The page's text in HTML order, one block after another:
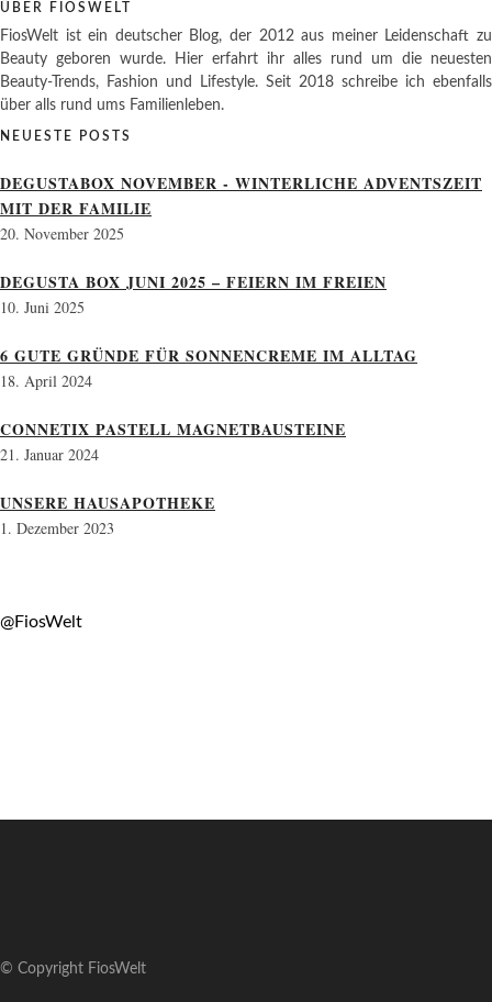
ÜBER FIOSWELT
FiosWelt ist ein deutscher Blog, der 2012 aus meiner Leidenschaft zu
Beauty geboren wurde. Hier erfahrt ihr alles rund um die neuesten
Beauty-Trends, Fashion und Lifestyle. Seit 2018 schreibe ich ebenfalls
über alls rund ums Familienleben.
NEUESTE POSTS
DEGUSTABOX NOVEMBER - WINTERLICHE ADVENTSZEIT
MIT DER FAMILIE
20. November 2025
DEGUSTA BOX JUNI 2025 – FEIERN IM FREIEN
10. Juni 2025
6 GUTE GRÜNDE FÜR SONNENCREME IM ALLTAG
18. April 2024
CONNETIX PASTELL MAGNETBAUSTEINE
21. Januar 2024
UNSERE HAUSAPOTHEKE
1. Dezember 2023
@FiosWelt
© Copyright FiosWelt